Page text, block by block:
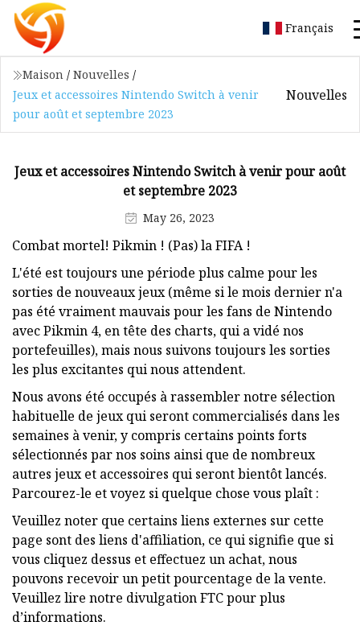
Français
Maison / Nouvelles /
Jeux et accessoires Nintendo Switch à venir
pour août et septembre 2023
Nouvelles
Jeux et accessoires Nintendo Switch à venir pour août
et septembre 2023
May 26, 2023
Combat mortel! Pikmin ! (Pas) la FIFA !
L'été est toujours une période plus calme pour les
sorties de nouveaux jeux (même si le mois dernier n'a
pas été vraiment mauvais pour les fans de Nintendo
avec Pikmin 4, en tête des charts, qui a vidé nos
portefeuilles), mais nous suivons toujours les sorties
les plus excitantes qui nous attendent.
Nous avons été occupés à rassembler notre sélection
habituelle de jeux qui seront commercialisés dans les
semaines à venir, y compris certains points forts
sélectionnés par nos soins ainsi que de nombreux
autres jeux et accessoires qui seront bientôt lancés.
Parcourez-le et voyez si quelque chose vous plaît :
Veuillez noter que certains liens externes sur cette
page sont des liens d'affiliation, ce qui signifie que si
vous cliquez dessus et effectuez un achat, nous
pouvons recevoir un petit pourcentage de la vente.
Veuillez lire notre divulgation FTC pour plus
d’informations.